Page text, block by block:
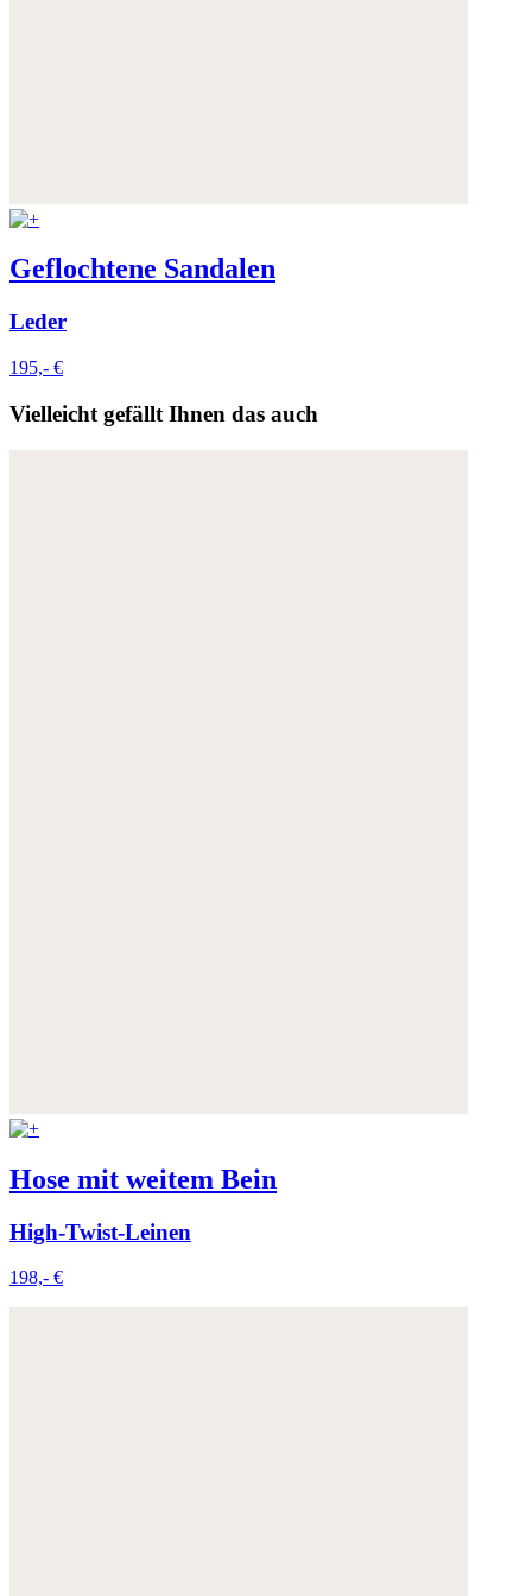
Geflochtene Sandalen
Leder
195,- €
Vielleicht gefällt Ihnen das auch
Hose mit weitem Bein
High-Twist-Leinen
198,- €